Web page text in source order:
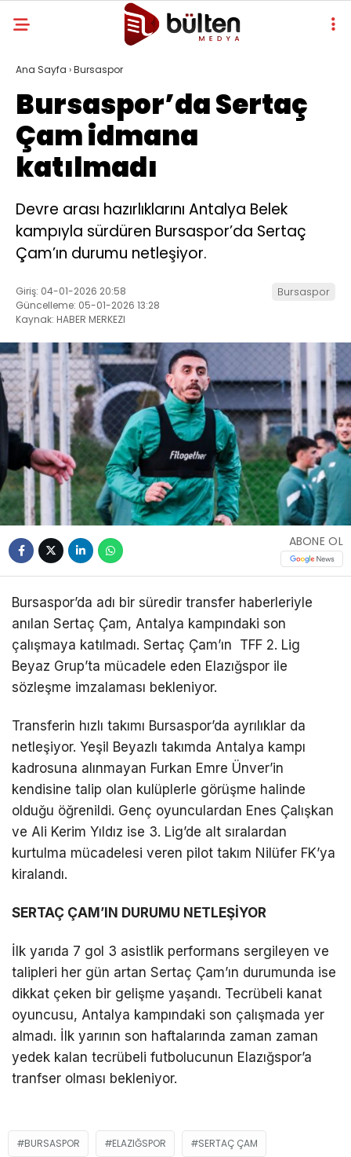
Ana Sayfa ›Bursaspor
Bursaspor’da Sertaç
Çam idmana
katılmadı
Devre arası hazırlıklarını Antalya Belek
kampıyla sürdüren Bursaspor’da Sertaç
Çam’ın durumu netleşiyor.
Giriş: 04-01-2026 20:58
Güncelleme: 05-01-2026 13:28
Kaynak: HABER MERKEZI
Bursaspor
ABONE OL
Bursaspor’da adı bir süredir transfer haberleriyle
anılan Sertaç Çam, Antalya kampındaki son
çalışmaya katılmadı. Sertaç Çam’ın TFF 2. Lig
Beyaz Grup’ta mücadele eden Elazığspor ile
sözleşme imzalaması bekleniyor.
Transferin hızlı takımı Bursaspor’da ayrılıklar da
netleşiyor. Yeşil Beyazlı takımda Antalya kampı
kadrosuna alınmayan Furkan Emre Ünver’in
kendisine talip olan kulüplerle görüşme halinde
olduğu öğrenildi. Genç oyunculardan Enes Çalışkan
ve Ali Kerim Yıldız ise 3. Lig’de alt sıralardan
kurtulma mücadelesi veren pilot takım Nilüfer FK’ya
kiralandı.
SERTAÇ ÇAM’IN DURUMU NETLEŞİYOR
İlk yarıda 7 gol 3 asistlik performans sergileyen ve
talipleri her gün artan Sertaç Çam’ın durumunda ise
dikkat çeken bir gelişme yaşandı. Tecrübeli kanat
oyuncusu, Antalya kampındaki son çalışmada yer
almadı. İlk yarının son haftalarında zaman zaman
yedek kalan tecrübeli futbolucunun Elazığspor’a
tranfser olması bekleniyor.
BURSASPOR ELAZIĞSPOR SERTAÇ ÇAM